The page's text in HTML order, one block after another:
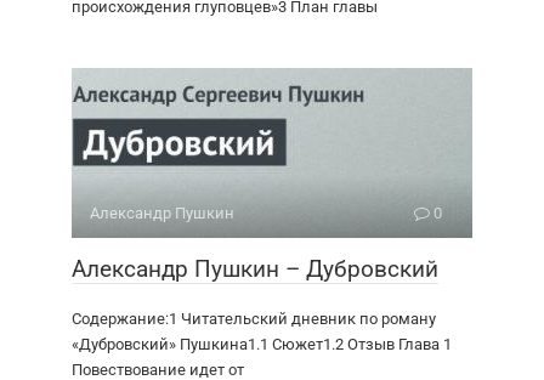
происхождения глуповцев»3 План главы
Александр Пушкин 0
Александр Пушкин – Дубровский
Содержание:1 Читательский дневник по роману
«Дубровский» Пушкина1.1 Сюжет1.2 Отзыв Глава 1
Повествование идет от